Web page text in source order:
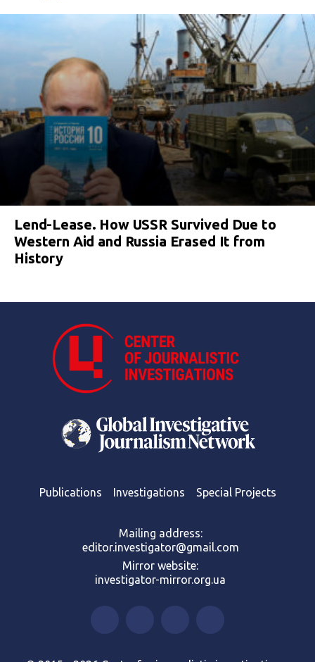
Lend-Lease. How USSR Survived Due to
Western Aid and Russia Erased It from
History
Publications Investigations Special Projects
Mailing address:
editor.investigator@gmail.com
Mirror website:
investigator-mirror.org.ua